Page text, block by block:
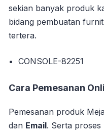
sekian banyak produk
bidang pembuatan
tertera.
CONSOLE-82251
Cara Pemesanan
Pemesanan produk
dan Email. Serta